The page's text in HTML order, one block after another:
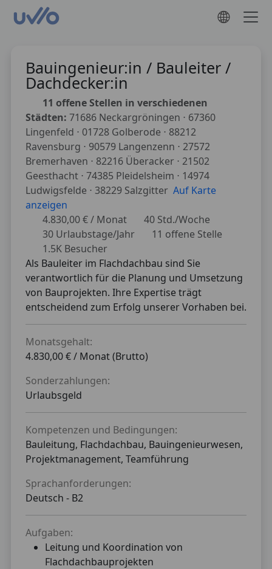
Bauingenieur:in / Bauleiter /
Dachdecker:in
11 offene Stellen in verschiedenen
Städten: 71686 Neckargröningen ⋅ 67360
Lingenfeld ⋅ 01728 Golberode ⋅ 88212
Ravensburg ⋅ 90579 Langenzenn ⋅ 27572
Bremerhaven ⋅ 82216 Überacker ⋅ 21502
Geesthacht ⋅ 74385 Pleidelsheim ⋅ 14974
Ludwigsfelde ⋅ 38229 Salzgitter Auf Karte
anzeigen
4.830,00 € / Monat
40 Std./Woche
30 Urlaubstage/Jahr
11 offene Stelle
1.5K Besucher
Als Bauleiter im Flachdachbau sind Sie
verantwortlich für die Planung und Umsetzung
von Bauprojekten. Ihre Expertise trägt
entscheidend zum Erfolg unserer Vorhaben bei.
Monatsgehalt:
4.830,00 € / Monat (Brutto)
Sonderzahlungen:
Urlaubsgeld
Kompetenzen und Bedingungen:
Bauleitung, Flachdachbau, Bauingenieurwesen,
Projektmanagement, Teamführung
Sprachanforderungen:
Deutsch - B2
Aufgaben:
Leitung und Koordination von
Flachdachbauprojekten